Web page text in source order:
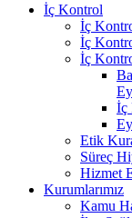
İç Kontrol
İç
İç
İç
İç
Etik
Süreç
Hizmet
Kurumlarımız
Kamu